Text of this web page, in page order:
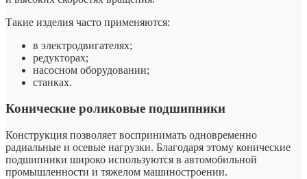
Такие изделия часто применяются:
в электродвигателях;
редукторах;
насосном оборудовании;
станках.
Конические роликовые подшипники
Конструкция позволяет воспринимать одновременно
радиальные и осевые нагрузки. Благодаря этому конические
подшипники широко используются в автомобильной
промышленности и тяжелом машиностроении.